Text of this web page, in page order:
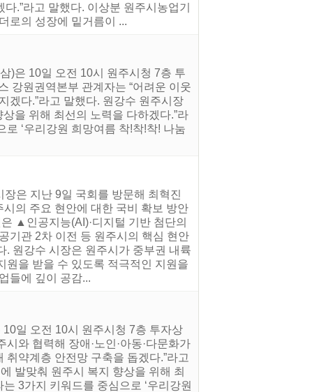
.”라고 말했다. 이상분 원주시농업기
로의 성장에 밑거름이 ...
)은 10일 오전 10시 원주시청 7층 투
강원권역본부 관계자는 “어려운 이웃
겠다.”라고 말했다. 원강수 원주시장
을 위해 최선의 노력을 다하겠다.”라
‘우리강원 희망여름 착!착!착! 나눔
은 지난 9일 국회를 방문해 최혁진
의 주요 현안에 대한 국비 확보 방안
▲인공지능(AI)·디지털 기반 첨단의
기관 2차 이전 등 원주시의 핵심 현안
. 원강수 시장은 원주시가 중부권 내륙
원을 받을 수 있도록 적극적인 지원을
들에 깊이 공감...
일 오전 10시 원주시청 7층 투자상
와 협력해 장애·노인·아동·다문화가
약계층 안전망 구축을 돕겠다.”라고
발맞춰 원주시 복지 향상을 위해 최
3가지 키워드를 중심으로 ‘우리강원